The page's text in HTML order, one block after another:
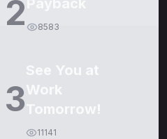
2 8583
3
See You at
Work
Tomorrow!
11141